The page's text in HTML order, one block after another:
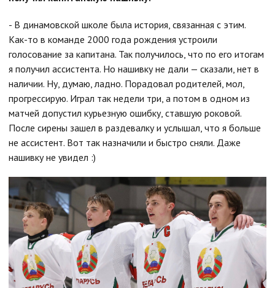
- В динамовской школе была история, связанная с этим.
Как-то в команде 2000 года рождения устроили
голосование за капитана. Так получилось, что по его итогам
я получил ассистента. Но нашивку не дали — сказали, нет в
наличии. Ну, думаю, ладно. Порадовал родителей, мол,
прогрессирую. Играл так недели три, а потом в одном из
матчей допустил курьезную ошибку, ставшую роковой.
После сирены зашел в раздевалку и услышал, что я больше
не ассистент. Вот так назначили и быстро сняли. Даже
нашивку не увидел :)